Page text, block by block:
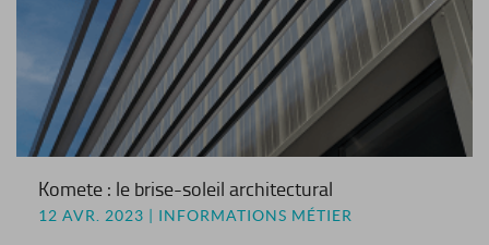
Komete : le brise-soleil architectural
12 AVR. 2023 | INFORMATIONS MÉTIER